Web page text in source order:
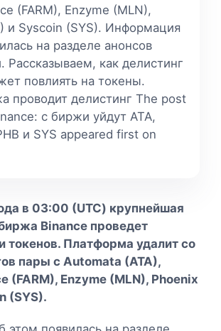
(FARM), Enzyme (MLN),
и Syscoin (SYS). Информация
на разделе анонсов
Рассказываем, как делистинг
повлиять на токены.
проводит делистинг The post
с биржи уйдут ATA,
и SYS appeared first on
в 03:00 (UTC) крупнейшая
Binance проведет
токенов. Платформа удалит со
пары с Automata (ATA),
(FARM), Enzyme (MLN), Phoenix
(SYS).